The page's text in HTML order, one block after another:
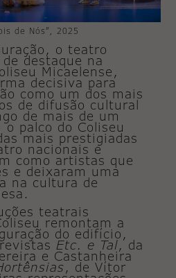
de Nós”, 2025
o teatro
destaque na
Micaelense,
decisiva para
como um dos mais
de difusão cultural
de mais de um
palco do Coliseu
mais prestigiadas
nacionais e
como artistas que
e deixaram uma
na cultura de
teatrais
remontam a
do edifício,
Etc. e Tal, da
e Castanheira
, de Vítor